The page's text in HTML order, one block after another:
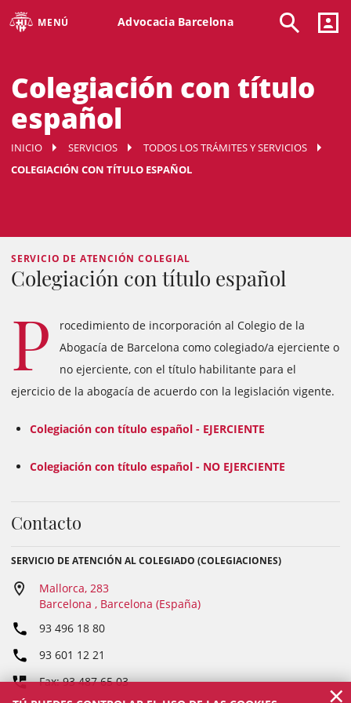
MENÚ Advocacia Barcelona
Colegiación con título
español
INICIO SERVICIOS
TODOS LOS TRÁMITES Y SERVICIOS
COLEGIACIÓN CON TÍTULO ESPAÑOL
SERVICIO DE ATENCIÓN COLEGIAL
Colegiación con título español
P
rocedimiento de incorporación al Colegio de la
Abogacía de Barcelona como colegiado/a ejerciente o
no ejerciente, con el título habilitante para el
ejercicio de la abogacía de acuerdo con la legislación vigente.
Colegiación con título español - EJERCIENTE
Colegiación con título español - NO EJERCIENTE
Contacto
SERVICIO DE ATENCIÓN AL COLEGIADO (COLEGIACIONES)
Mallorca, 283
Barcelona , Barcelona (España)
93 496 18 80
93 601 12 21
Fax: 93 487 65 03